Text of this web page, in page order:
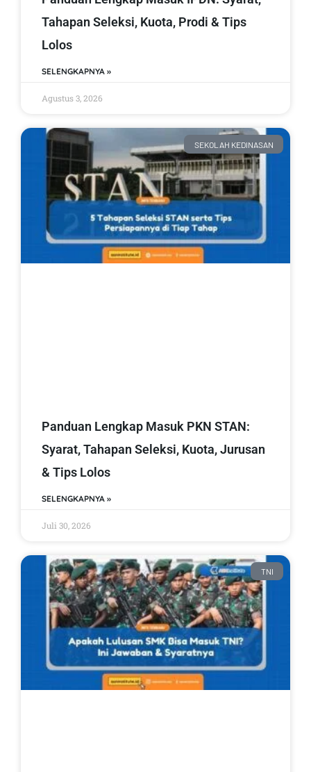
Tahapan Seleksi, Kuota, Prodi & Tips
Lolos
SELENGKAPNYA »
Agustus 3, 2026
SEKOLAH KEDINASAN
Panduan Lengkap Masuk PKN STAN:
Syarat, Tahapan Seleksi, Kuota, Jurusan
& Tips Lolos
SELENGKAPNYA »
Juli 30, 2026
TNI